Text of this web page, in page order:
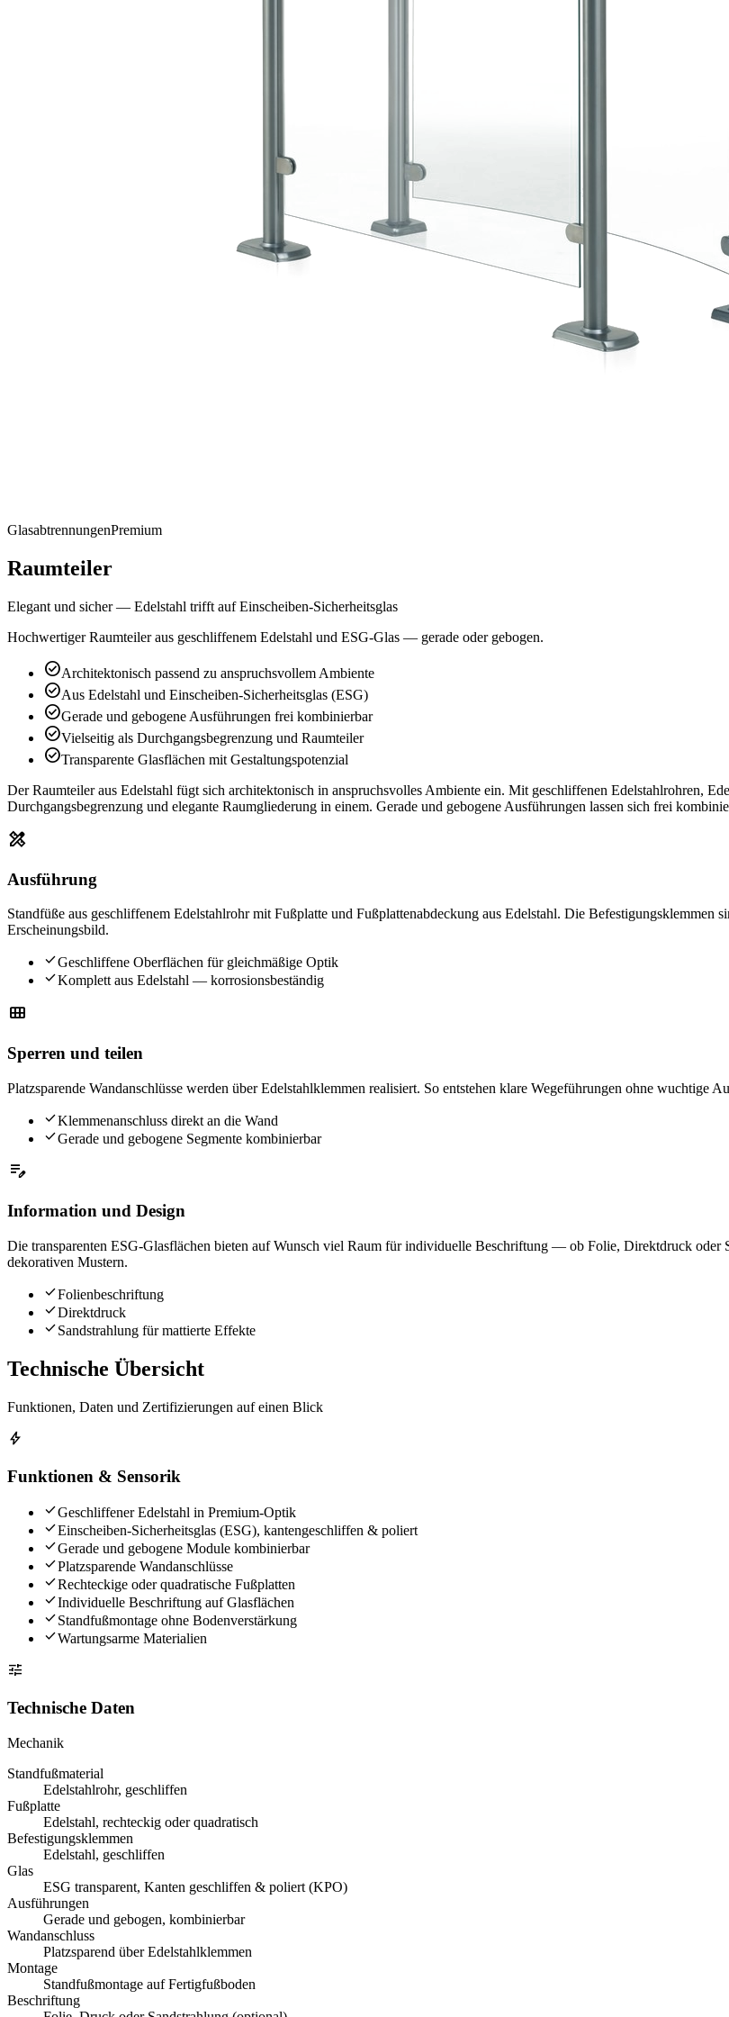
GlasabtrennungenPremium
Raumteiler
Elegant und sicher — Edelstahl trifft auf Einscheiben-Sicherheitsglas
Hochwertiger Raumteiler aus geschliffenem Edelstahl und ESG-Glas — gerade oder gebogen.
check_circleArchitektonisch passend zu anspruchsvollem Ambiente
check_circleAus Edelstahl und Einscheiben-Sicherheitsglas (ESG)
check_circleGerade und gebogene Ausführungen frei kombinierbar
check_circleVielseitig als Durchgangsbegrenzung und Raumteiler
check_circleTransparente Glasflächen mit Gestaltungspotenzial
Der Raumteiler aus Edelstahl fügt sich architektonisch in anspruchsvolles Ambiente ein. Mit geschliffenen Edelstahlrohren,
Durchgangsbegrenzung und elegante Raumgliederung in einem. Gerade und gebogene Ausführungen lassen sich frei
design_services
Ausführung
Standfüße aus geschliffenem Edelstahlrohr mit Fußplatte und Fußplattenabdeckung aus Edelstahl. Die
Erscheinungsbild.
checkGeschliffene Oberflächen für gleichmäßige Optik
checkKomplett aus Edelstahl — korrosionsbeständig
view_module
Sperren und teilen
Platzsparende Wandanschlüsse werden über Edelstahlklemmen realisiert. So entstehen klare Wegeführungen ohne
checkKlemmenanschluss direkt an die Wand
checkGerade und gebogene Segmente kombinierbar
edit_note
Information und Design
Die transparenten ESG-Glasflächen bieten auf Wunsch viel Raum für individuelle Beschriftung — ob Folie, Direktdruck oder
dekorativen Mustern.
checkFolienbeschriftung
checkDirektdruck
checkSandstrahlung für mattierte Effekte
Technische Übersicht
Funktionen, Daten und Zertifizierungen auf einen Blick
bolt
Funktionen & Sensorik
checkGeschliffener Edelstahl in Premium-Optik
checkEinscheiben-Sicherheitsglas (ESG), kantengeschliffen & poliert
checkGerade und gebogene Module kombinierbar
checkPlatzsparende Wandanschlüsse
checkRechteckige oder quadratische Fußplatten
checkIndividuelle Beschriftung auf Glasflächen
checkStandfußmontage ohne Bodenverstärkung
checkWartungsarme Materialien
tune
Technische Daten
Mechanik
Standfußmaterial
Edelstahlrohr, geschliffen
Fußplatte
Edelstahl, rechteckig oder quadratisch
Befestigungsklemmen
Edelstahl, geschliffen
Glas
ESG transparent, Kanten geschliffen & poliert (KPO)
Ausführungen
Gerade und gebogen, kombinierbar
Wandanschluss
Platzsparend über Edelstahlklemmen
Montage
Standfußmontage auf Fertigfußboden
Beschriftung